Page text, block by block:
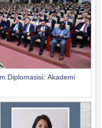
Diplomasisi: Akademi